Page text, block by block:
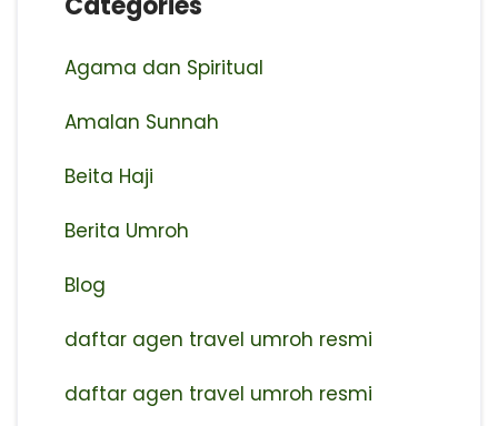
Agama dan Spiritual
Amalan Sunnah
Beita Haji
Berita Umroh
Blog
daftar agen travel umroh resmi
⁠daftar agen travel umroh resmi